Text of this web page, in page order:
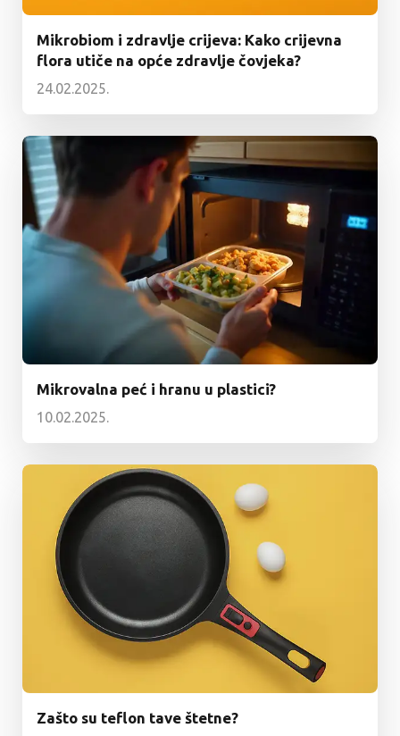
Mikrobiom i zdravlje crijeva: Kako crijevna
flora utiče na opće zdravlje čovjeka?
24.02.2025.
Mikrovalna peć i hranu u plastici?
10.02.2025.
Zašto su teflon tave štetne?